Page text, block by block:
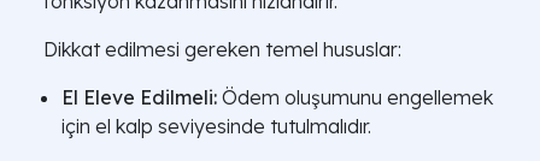
Dikkat edilmesi gereken temel hususlar:
El Eleve Edilmeli: Ödem oluşumunu engellemek
için el kalp seviyesinde tutulmalıdır.